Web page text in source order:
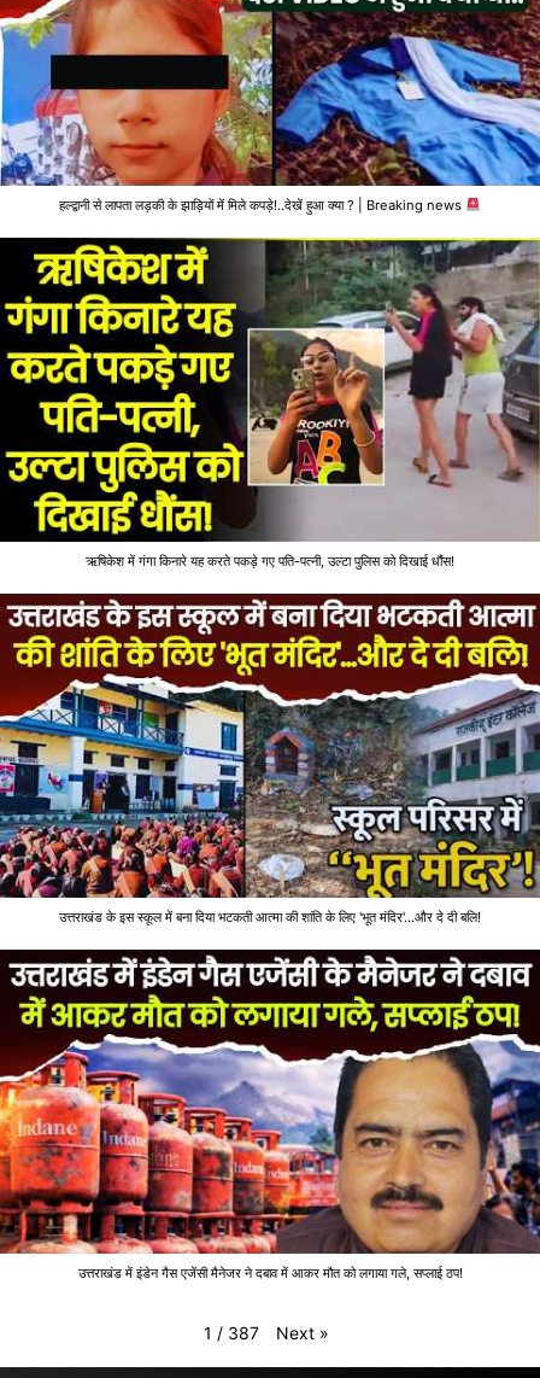
हल्द्वानी से लापता लड़की के झाड़ियों में मिले कपड़े!..देखें हुआ क्या ? | Breaking news
ऋषिकेश में गंगा किनारे यह करते पकड़े गए पति-पत्नी, उल्टा पुलिस को दिखाई धौंस!
उत्तराखंड के इस स्कूल में बना दिया भटकती आत्मा की शांति के लिए 'भूत मंदिर'...और दे दी बलि!
उत्तराखंड में इंडेन गैस एजेंसी मैनेजर ने दबाव में आकर मौत को लगाया गले, सप्लाई ठप!
1 / 387 Next »